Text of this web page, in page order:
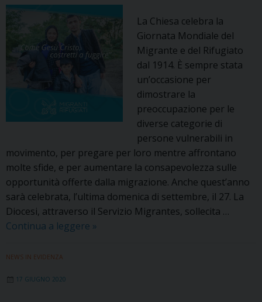
La Chiesa celebra la
Giornata Mondiale del
Migrante e del Rifugiato
dal 1914. È sempre stata
un’occasione per
dimostrare la
preoccupazione per le
diverse categorie di
persone vulnerabili in
movimento, per pregare per loro mentre affrontano
molte sfide, e per aumentare la consapevolezza sulle
opportunità offerte dalla migrazione. Anche quest’anno
sarà celebrata, l’ultima domenica di settembre, il 27. La
Diocesi, attraverso il Servizio Migrantes, sollecita …
Continua a leggere «Come
»
NEWS IN EVIDENZA
17 GIUGNO 2020